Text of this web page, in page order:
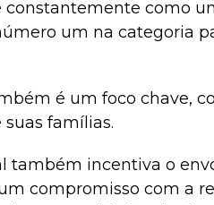
constantemente como
um na categoria
é um foco chave,
famílias.
também incentiva o
compromisso com a